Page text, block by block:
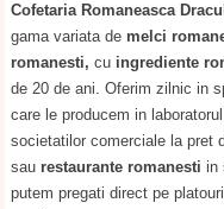
Cofetaria Romaneasca
gama variata de melci
romanesti,cu ingrediente
de 20 de ani. Oferim zilnic in
care le producem in
societatilor comerciale la pret
sau restaurante romanestiin
putem pregati direct pe